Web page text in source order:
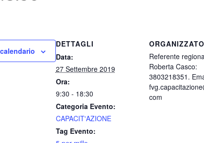
DETTAGLI
Data:
27 Settembre 2019
Ora:
9:30 - 18:30
Categoria Evento:
CAPACIT'AZIONE
Tag Evento:
Referente
Roberta Casco:
3803218351.
com